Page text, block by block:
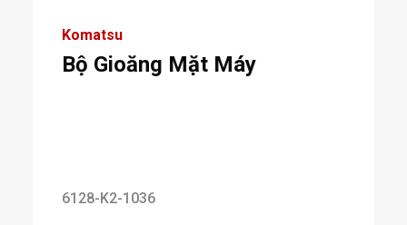
Komatsu
Bộ Gioăng Mặt Máy
6128-K2-1036